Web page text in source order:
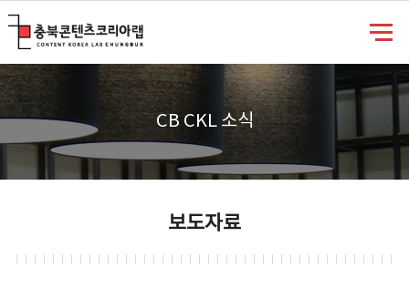
CB CKL 소식
보도자료